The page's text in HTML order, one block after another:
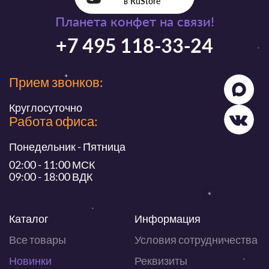
Планета конфет на связи!
+7 495 118-33-24
Прием звонков:
Круглосуточно
Работа офиса:
Понедельник - Пятница
02:00 - 11:00 МСК
09:00 - 18:00 ВДК
Каталог
Все товары
Новинки
Информация
Условия сотрудничества
Реквизиты